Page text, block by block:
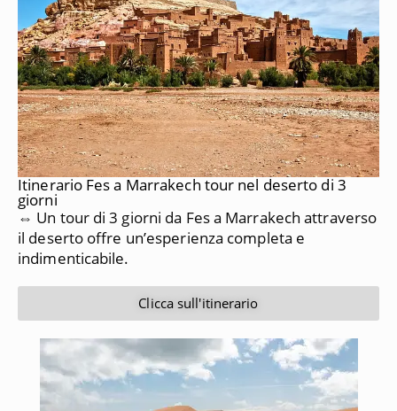
Itinerario Fes a Marrakech tour nel deserto di 3
giorni
⇔ Un tour di 3 giorni da Fes a Marrakech attraverso
il deserto offre un’esperienza completa e
indimenticabile.
Clicca sull'itinerario